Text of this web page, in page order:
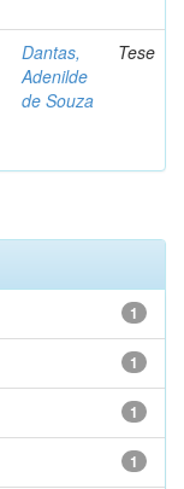
Dantas,
Adenilde
de Souza
Tese
1
1
1
1